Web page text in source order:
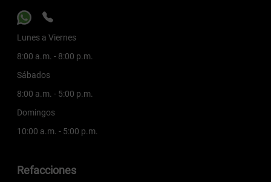
Lunes a Viernes
8:00 a.m. - 8:00 p.m.
Sábados
8:00 a.m. - 5:00 p.m.
Domingos
10:00 a.m. - 5:00 p.m.
Refacciones